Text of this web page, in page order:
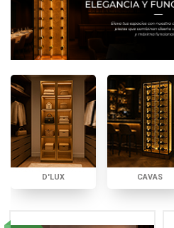
D'LUX CAVAS